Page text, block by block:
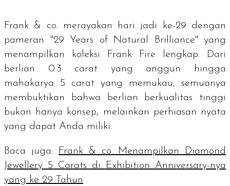
Frank & co. merayakan hari jadi ke-29 dengan
pameran "29 Years of Natural Brilliance" yang
menampilkan koleksi Frank Fire lengkap. Dari
berlian 0.3 carat yang anggun hingga
mahakarya 5 carat yang memukau, semuanya
membuktikan bahwa berlian berkualitas tinggi
bukan hanya konsep, melainkan perhiasan nyata
yang dapat Anda miliki.
Baca juga: Frank & co. Menampilkan Diamond
Jewellery 5 Carats di Exhibition Anniversary-nya
yang ke 29 Tahun